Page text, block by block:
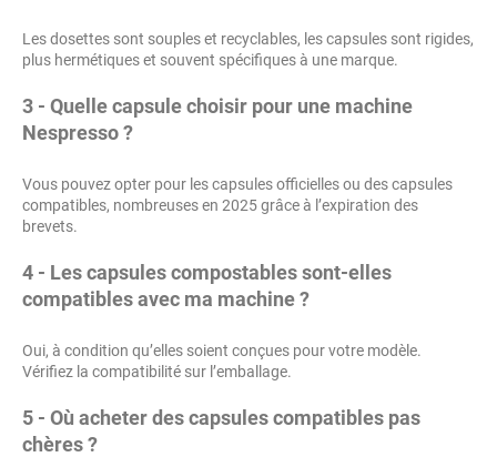
Les dosettes sont souples et recyclables, les capsules sont rigides,
plus hermétiques et souvent spécifiques à une marque.
3 - Quelle capsule choisir pour une machine
Nespresso ?
Vous pouvez opter pour les capsules officielles ou des capsules
compatibles, nombreuses en 2025 grâce à l’expiration des
brevets.
4 - Les capsules compostables sont-elles
compatibles avec ma machine ?
Oui, à condition qu’elles soient conçues pour votre modèle.
Vérifiez la compatibilité sur l’emballage.
5 - Où acheter des capsules compatibles pas
chères ?